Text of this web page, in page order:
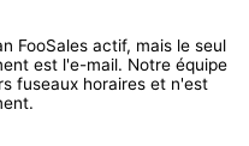
FooSales actif, mais le seul
est l'e-mail. Notre équipe
fuseaux horaires et n'est